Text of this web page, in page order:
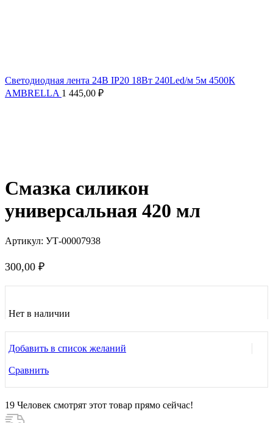
Светодиодная лента 24В IP20 18Вт 240Led/м 5м 4500К
AMBRELLA 1 445,00 ₽
Смазка силикон
универсальная 420 мл
Артикул: УТ-00007938
300,00 ₽
Нет в наличии
Добавить в список желаний
Сравнить
19 Человек смотрят этот товар прямо сейчас!